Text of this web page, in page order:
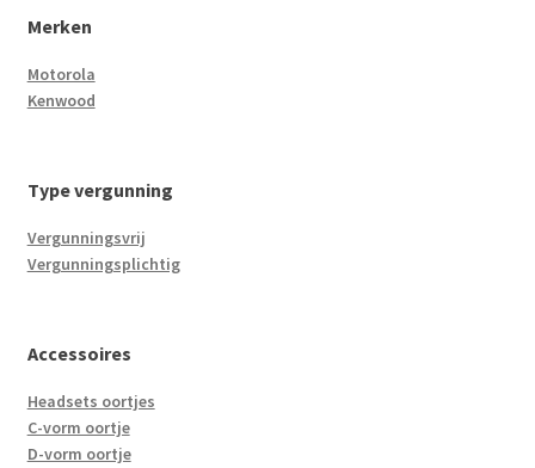
Merken
Motorola
Kenwood
Type vergunning
Vergunningsvrij
Vergunningsplichtig
Accessoires
Headsets oortjes
C-vorm oortje
D-vorm oortje